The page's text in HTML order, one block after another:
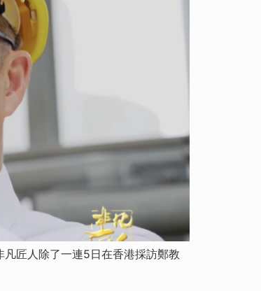
匠人除了一連5日在香港採訪鄭教